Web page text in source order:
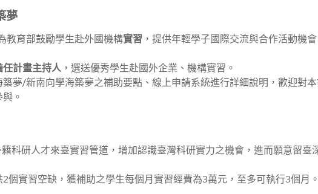
夢
教育部鼓勵學生赴外國機構實習 ，提供年輕學子國際交流與合作活動機
計畫主持人 ，選送優秀學生赴國外企業、機構實習。
夢/新南向學海築夢之補助要點、線上申請系統進行詳細說明，歡迎對
。
科研人才來臺實習管道，增加認識臺灣科研實力之機會，進而願意留臺
個實習空缺，獲補助之學生每個月實習經費為3萬元，至多可執行3個月。